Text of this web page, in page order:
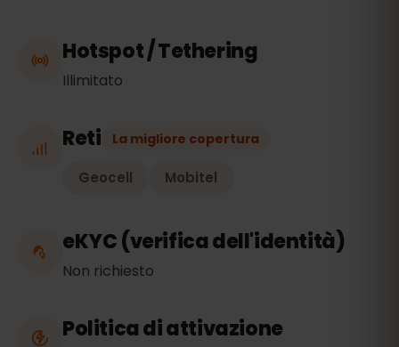
Hotspot / Tethering
Illimitato
Reti La migliore copertura
Geocell Mobitel
eKYC (verifica dell'identità)
Non richiesto
Politica di attivazione